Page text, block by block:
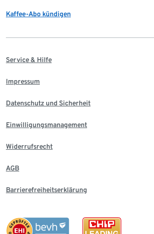
Kaffee-Abo kündigen
Service & Hilfe
Impressum
Datenschutz und Sicherheit
Einwilligungsmanagement
Widerrufsrecht
AGB
Barrierefreiheitserklärung